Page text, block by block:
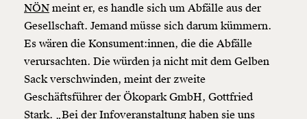
Weiter
NÖN meint er, es handle sich um Abfälle aus der
Gesellschaft. Jemand müsse sich darum kümmern.
Es wären die Konsument:innen, die die Abfälle
verursachten. Die würden ja nicht mit dem Gelben
Sack verschwinden, meint der zweite
Geschäftsführer der ÖkoparkGmbH, Gottfried
Stark. „Bei der Infoveranstaltung haben sie uns